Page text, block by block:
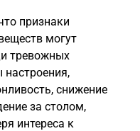
признаки
могут
тревожных
снижение
за столом,
интереса к